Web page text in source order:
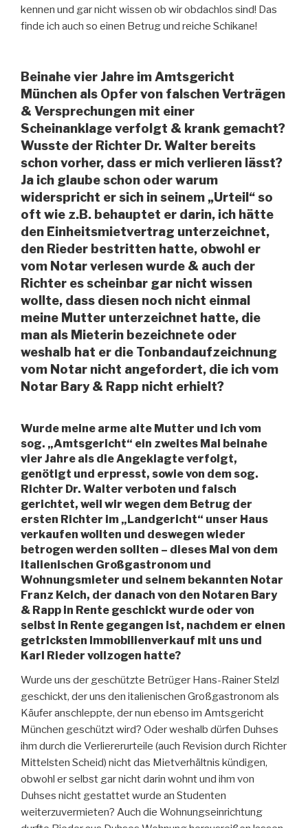
kennen und gar nicht wissen ob wir obdachlos sind! Das
finde ich auch so einen Betrug und reiche Schikane!
Beinahe vier Jahre im Amtsgericht
München als Opfer von falschen Verträgen
& Versprechungen mit einer
Scheinanklage verfolgt & krank gemacht?
Wusste der Richter Dr. Walter bereits
schon vorher, dass er mich verlieren lässt?
Ja ich glaube schon oder warum
widerspricht er sich in seinem „Urteil“ so
oft wie z.B. behauptet er darin, ich hätte
den Einheitsmietvertrag unterzeichnet,
den Rieder bestritten hatte, obwohl er
vom Notar verlesen wurde & auch der
Richter es scheinbar gar nicht wissen
wollte, dass diesen noch nicht einmal
meine Mutter unterzeichnet hatte, die
man als Mieterin bezeichnete oder
weshalb hat er die Tonbandaufzeichnung
vom Notar nicht angefordert, die ich vom
Notar Bary & Rapp nicht erhielt?
Wurde meine arme alte Mutter und ich vom
sog. „Amtsgericht“ ein zweites Mal beinahe
vier Jahre als die Angeklagte verfolgt,
genötigt und erpresst, sowie von dem sog.
Richter Dr. Walter verboten und falsch
gerichtet, weil wir wegen dem Betrug der
ersten Richter im „Landgericht“ unser Haus
verkaufen wollten und deswegen wieder
betrogen werden sollten – dieses Mal von dem
italienischen Großgastronom und
Wohnungsmieter und seinem bekannten Notar
Franz Kelch, der danach von den Notaren Bary
& Rapp in Rente geschickt wurde oder von
selbst in Rente gegangen ist, nachdem er einen
getricksten Immobilienverkauf mit uns und
Karl Rieder vollzogen hatte?
Wurde uns der geschützte Betrüger Hans-Rainer Stelzl
geschickt, der uns den italienischen Großgastronom als
Käufer anschleppte, der nun ebenso im Amtsgericht
München geschützt wird? Oder weshalb dürfen Duhses
ihm durch die Verliererurteile (auch Revision durch Richter
Mittelsten Scheid) nicht das Mietverhältnis kündigen,
obwohl er selbst gar nicht darin wohnt und ihm von
Duhses nicht gestattet wurde an Studenten
weiterzuvermieten? Auch die Wohnungseinrichtung